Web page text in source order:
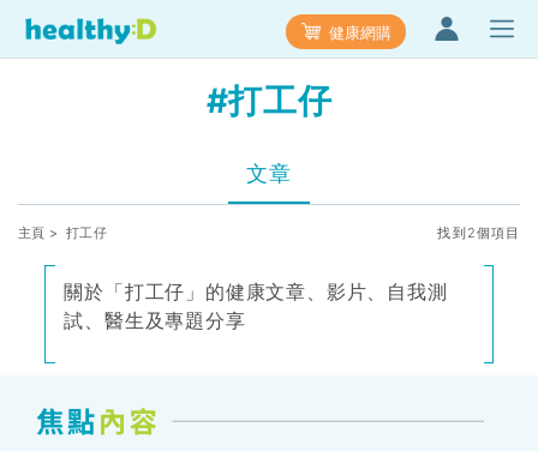
健康網購
#打工仔
文章
主頁 > 打工仔 找到2個項目
關於「打工仔」的健康文章、影片、自我測
試、醫生及專題分享